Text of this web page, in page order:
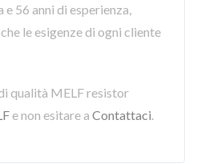
56 anni di esperienza,
le esigenze di ogni cliente
qualità MELF resistor
e non esitare a Contattaci.